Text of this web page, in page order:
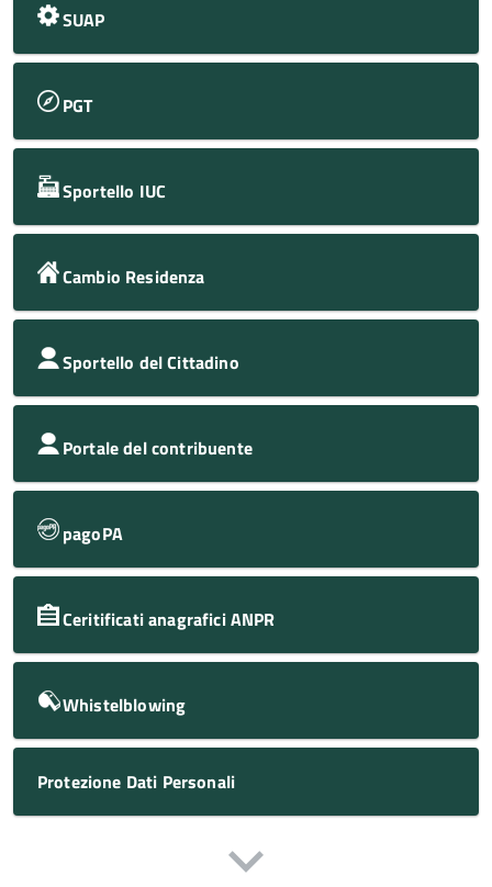
SUAP
PGT
Sportello IUC
Cambio Residenza
Sportello del Cittadino
Portale del contribuente
pagoPA
Ceritificati anagrafici ANPR
Whistelblowing
Protezione Dati Personali